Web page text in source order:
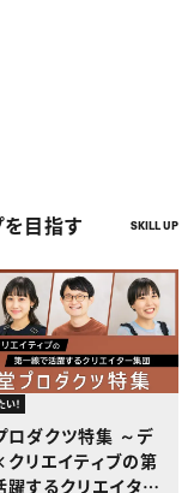
目指す SKILL UP
い！
ロダクツ特集 ～デ
リエイティブの第
躍するクリエイター